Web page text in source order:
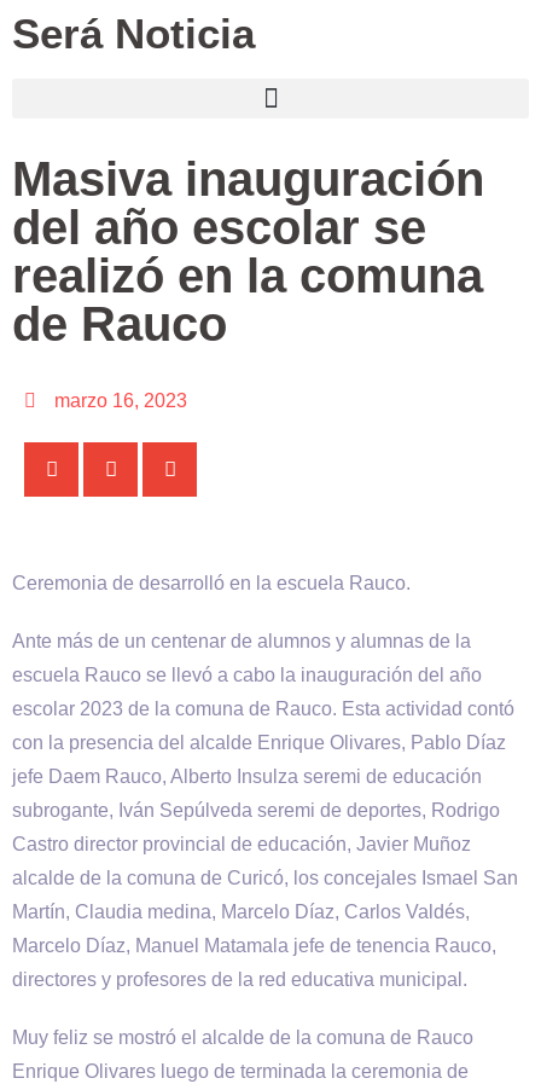
Será Noticia
Masiva inauguración
del año escolar se
realizó en la comuna
de Rauco
marzo 16, 2023
Ceremonia de desarrolló en la escuela Rauco.
Ante más de un centenar de alumnos y alumnas de la
escuela Rauco se llevó a cabo la inauguración del año
escolar 2023 de la comuna de Rauco. Esta actividad contó
con la presencia del alcalde Enrique Olivares, Pablo Díaz
jefe Daem Rauco, Alberto Insulza seremi de educación
subrogante, Iván Sepúlveda seremi de deportes, Rodrigo
Castro director provincial de educación, Javier Muñoz
alcalde de la comuna de Curicó, los concejales Ismael San
Martín, Claudia medina, Marcelo Díaz, Carlos Valdés,
Marcelo Díaz, Manuel Matamala jefe de tenencia Rauco,
directores y profesores de la red educativa municipal.
Muy feliz se mostró el alcalde de la comuna de Rauco
Enrique Olivares luego de terminada la ceremonia de